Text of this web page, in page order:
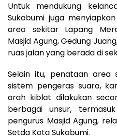
Untuk mendukung
Sukabumi juga
area sekitar Lapang
Masjid Agung, Gedung
ruas jalan yang berada di
Selain itu, penataan area
sistem pengeras suara,
arah kiblat dilakukan
berbagai unsur,
pengurus Masjid Agung,
Setda Kota Sukabumi.